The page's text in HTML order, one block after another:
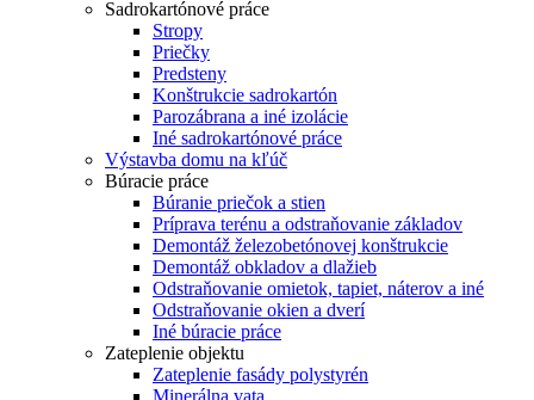
Sadrokartónové práce
Stropy
Priečky
Predsteny
Konštrukcie sadrokartón
Parozábrana a iné izolácie
Iné sadrokartónové práce
Výstavba domu na kľúč
Búracie práce
Búranie priečok a stien
Príprava terénu a odstraňovanie základov
Demontáž železobetónovej konštrukcie
Demontáž obkladov a dlažieb
Odstraňovanie omietok, tapiet, náterov a iné
Odstraňovanie okien a dverí
Iné búracie práce
Zateplenie objektu
Zateplenie fasády polystyrén
Minerálna vata